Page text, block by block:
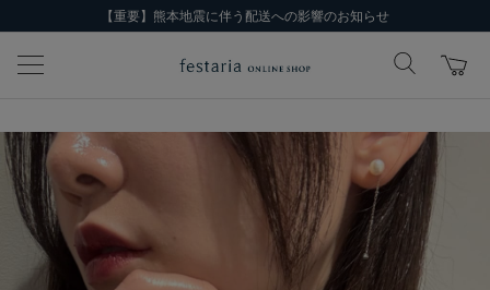
【重要】熊本地震に伴う配送への影響のお知らせ